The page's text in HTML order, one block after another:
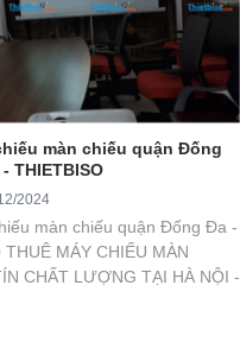
màn chiếu quận Đống
THIETBISO
2024
màn chiếu quận Đống Đa -
THUÊ MÁY CHIẾU MÀN
CHẤT LƯỢNG TẠI HÀ NỘI -